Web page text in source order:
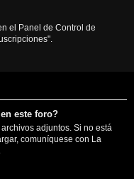
el Panel de Control de
este foro?
adjuntos. Si no está
comuníquese con La